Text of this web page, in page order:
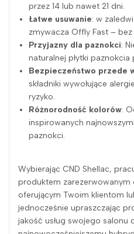
przez 14 lub nawet 21 dni.
Łatwe usuwanie: w
zmywacza Offly Fast –
Przyjazny dla paznokci:
naturalnej płytki paznokcia
Bezpieczeństwo przede
składniki wywołujące
ryzyko.
Różnorodność kolorów:
inspirowanych
paznokci.
Wybierając CND Shellac,
produktem zarezerwowanym
oferującym Twoim klientom
jednocześnie upraszczając
jakość usług swojego salonu